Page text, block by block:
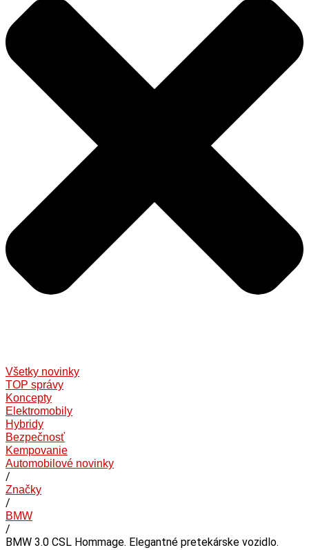
Všetky novinky
TOP správy
Koncepty
Elektromobily
Hybridy
Bezpečnosť
Kempovanie
Automobilové novinky
/
Značky
/
BMW
/
BMW 3.0 CSL Hommage. Elegantné pretekárske vozidlo.